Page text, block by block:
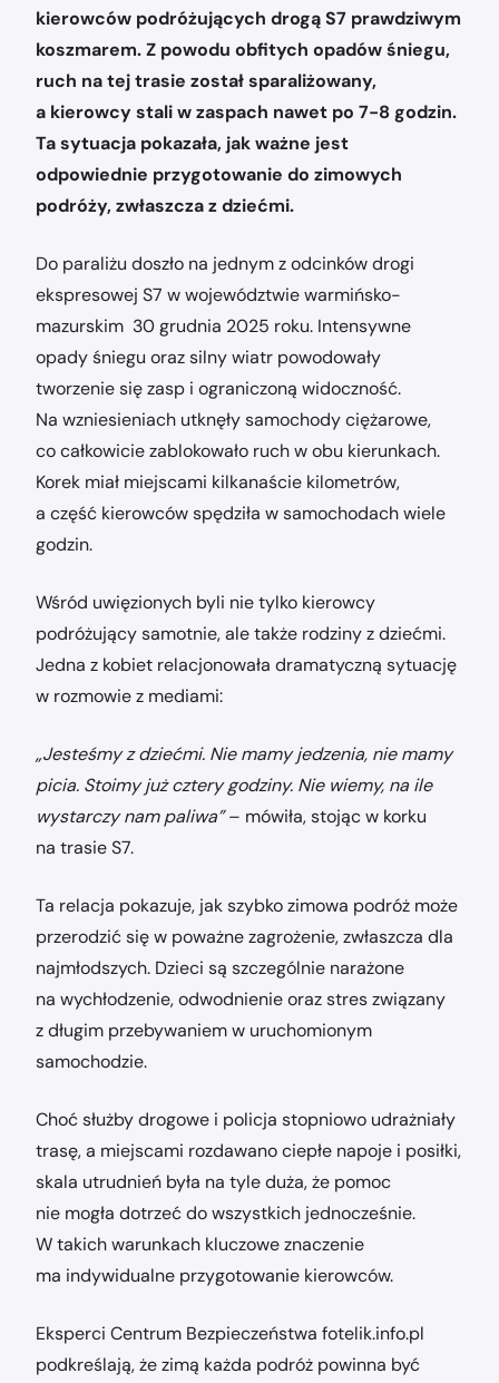
kierowców podróżujących drogą S7 prawdziwym
koszmarem. Z powodu obfitych opadów śniegu,
ruch na tej trasie został sparaliżowany,
a kierowcy stali w zaspach nawet po 7-8 godzin.
Ta sytuacja pokazała, jak ważne jest
odpowiednie przygotowanie do zimowych
podróży, zwłaszcza z dziećmi.
Do paraliżu doszło na jednym z odcinków drogi
ekspresowej S7 w województwie warmińsko-
mazurskim 30 grudnia 2025 roku. Intensywne
opady śniegu oraz silny wiatr powodowały
tworzenie się zasp i ograniczoną widoczność.
Na wzniesieniach utknęły samochody ciężarowe,
co całkowicie zablokowało ruch w obu kierunkach.
Korek miał miejscami kilkanaście kilometrów,
a część kierowców spędziła w samochodach wiele
godzin.
Wśród uwięzionych byli nie tylko kierowcy
podróżujący samotnie, ale także rodziny z dziećmi.
Jedna z kobiet relacjonowała dramatyczną sytuację
w rozmowie z mediami:
„Jesteśmy z dziećmi. Nie mamy jedzenia, nie mamy
picia. Stoimy już cztery godziny. Nie wiemy, na ile
wystarczy nam paliwa”– mówiła, stojąc w korku
na trasie S7.
Ta relacja pokazuje, jak szybko zimowa podróż może
przerodzić się w poważne zagrożenie, zwłaszcza dla
najmłodszych. Dzieci są szczególnie narażone
na wychłodzenie, odwodnienie oraz stres związany
z długim przebywaniem w uruchomionym
samochodzie.
Choć służby drogowe i policja stopniowo udrażniały
trasę, a miejscami rozdawano ciepłe napoje i posiłki,
skala utrudnień była na tyle duża, że pomoc
nie mogła dotrzeć do wszystkich jednocześnie.
W takich warunkach kluczowe znaczenie
ma indywidualne przygotowanie kierowców.
Eksperci Centrum Bezpieczeństwa fotelik.info.pl
podkreślają, że zimą każda podróż powinna być